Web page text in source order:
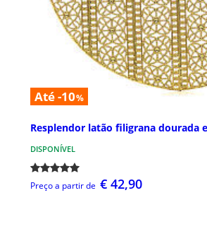
Até -10%
Resplendor latão filigrana dourada
DISPONÍVEL
Preço a partir de € 42,90